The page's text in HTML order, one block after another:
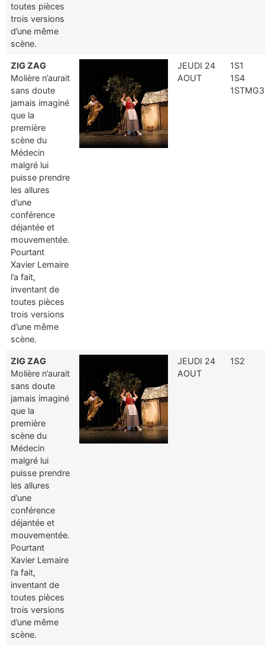
toutes pièces
trois versions
d’une même
scène.
ZIG ZAG
Molière n’aurait
sans doute
jamais imaginé
que la
première
scène du
Médecin
malgré lui
puisse prendre
les allures
d’une
conférence
déjantée et
mouvementée.
Pourtant
Xavier Lemaire
l’a fait,
inventant de
toutes pièces
trois versions
d’une même
scène.
JEUDI 24
AOUT
1S1
1S4
1STMG3
ZIG ZAG
Molière n’aurait
sans doute
jamais imaginé
que la
première
scène du
Médecin
malgré lui
puisse prendre
les allures
d’une
conférence
déjantée et
mouvementée.
Pourtant
Xavier Lemaire
l’a fait,
inventant de
toutes pièces
trois versions
d’une même
scène.
JEUDI 24
AOUT
1S2